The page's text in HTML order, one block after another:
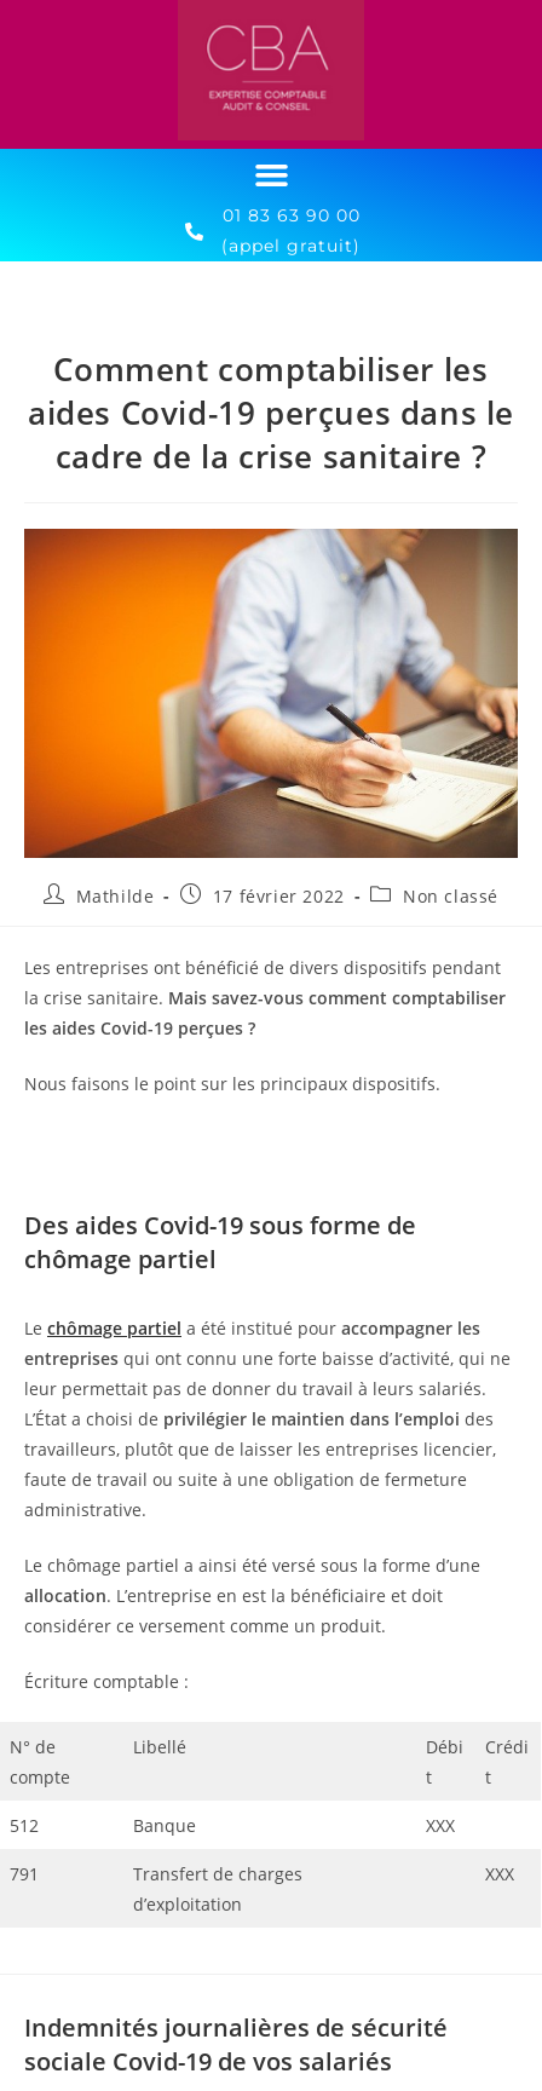
01 83 63 90 00
(appel gratuit)
Comment comptabiliser les
aides Covid-19 perçues dans le
cadre de la crise sanitaire ?
Mathilde 17 février 2022 Non classé
Les entreprises ont bénéficié de divers dispositifs pendant
la crise sanitaire. Mais savez-vous comment comptabiliser
les aides Covid-19 perçues ?
Nous faisons le point sur les principaux dispositifs.
Des aides Covid-19 sous forme de
chômage partiel
Le chômage partiel a été institué pour accompagner les
entreprises qui ont connu une forte baisse d’activité, qui ne
leur permettait pas de donner du travail à leurs salariés.
L’État a choisi de privilégier le maintien dans l’emploi des
travailleurs, plutôt que de laisser les entreprises licencier,
faute de travail ou suite à une obligation de fermeture
administrative.
Le chômage partiel a ainsi été versé sous la forme d’une
allocation. L’entreprise en est la bénéficiaire et doit
considérer ce versement comme un produit.
Écriture comptable :
N° de
compte
Libellé
Débi
t
Crédi
t
512 Banque XXX
791
Transfert de charges
d’exploitation
XXX
Indemnités journalières de sécurité
sociale Covid-19 de vos salariés